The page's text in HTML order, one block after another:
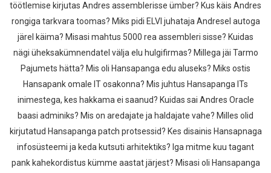
töötlemise kirjutas Andres assemblerisse ümber? Kus käis Andres
rongiga tarkvara toomas? Miks pidi ELVI juhataja Andresel autoga
järel käima? Misasi mahtus 5000 rea assembleri sisse? Kuidas
nägi üheksakümnendatel välja elu hulgifirmas? Millega jäi Tarmo
Pajumets hätta? Mis oli Hansapanga edu aluseks? Miks ostis
Hansapank omale IT osakonna? Mis juhtus Hansapanga ITs
inimestega, kes hakkama ei saanud? Kuidas sai Andres Oracle
baasi adminiks? Mis on aredajate ja haldajate vahe? Milles olid
kirjutatud Hansapanga patch protsessid? Kes disainis Hansapnaga
infosüsteemi ja keda kutsuti arhitektiks? Iga mitme kuu tagant
pank kahekordistus kümme aastat järjest? Misasi oli Hansapanga